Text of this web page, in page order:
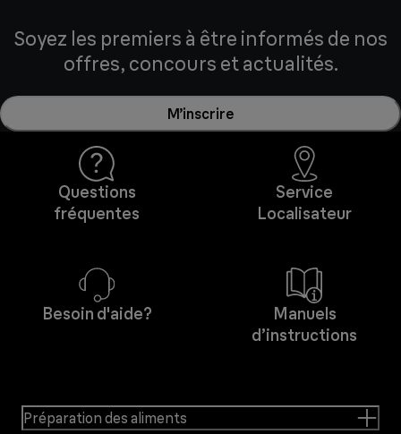
Soyez les premiers à être informés de nos
offres, concours et actualités.
M’inscrire
Questions
fréquentes
Service
Localisateur
Besoin d'aide?
Manuels
d’instructions
Préparation des aliments